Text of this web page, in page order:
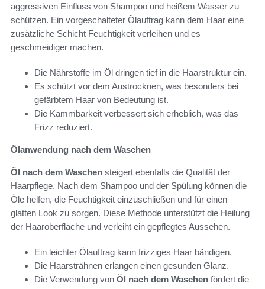
aggressiven Einfluss von Shampoo und heißem Wasser zu
schützen. Ein vorgeschalteter Ölauftrag kann dem Haar eine
zusätzliche Schicht Feuchtigkeit verleihen und es
geschmeidiger machen.
Die Nährstoffe im Öl dringen tief in die Haarstruktur ein.
Es schützt vor dem Austrocknen, was besonders bei
gefärbtem Haar von Bedeutung ist.
Die Kämmbarkeit verbessert sich erheblich, was das
Frizz reduziert.
Ölanwendung nach dem Waschen
Öl nach dem Waschen steigert ebenfalls die Qualität der
Haarpflege. Nach dem Shampoo und der Spülung können die
Öle helfen, die Feuchtigkeit einzuschließen und für einen
glatten Look zu sorgen. Diese Methode unterstützt die Heilung
der Haaroberfläche und verleiht ein gepflegtes Aussehen.
Ein leichter Ölauftrag kann frizziges Haar bändigen.
Die Haarsträhnen erlangen einen gesunden Glanz.
Die Verwendung von Öl nach dem Waschen fördert die